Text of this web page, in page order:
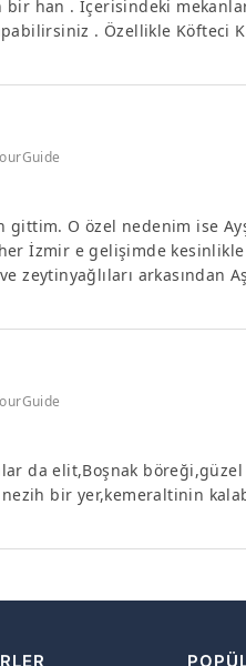
han . İçerisindeki
. Özellikle Köfteci
O özel nedenim ise
İzmir e gelişimde
zeytinyağlıları arkasından
da elit,Boşnak
bir yer,kemeraltinin